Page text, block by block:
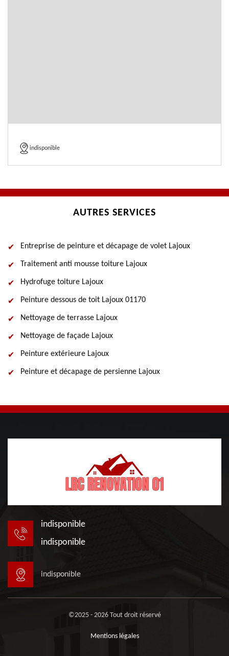
indisponible
AUTRES SERVICES
Entreprise de peinture et décapage de volet Lajoux
Traitement anti mousse toiture Lajoux
Hydrofuge toiture Lajoux
Peinture dessous de toit Lajoux 01170
Nettoyage de terrasse Lajoux
Nettoyage de façade Lajoux
Peinture extérieure Lajoux
Peinture et décapage de persienne Lajoux
indisponible
indisponible
indisponible
©2025 - 2026 Tout droit réservé
Mentions légales